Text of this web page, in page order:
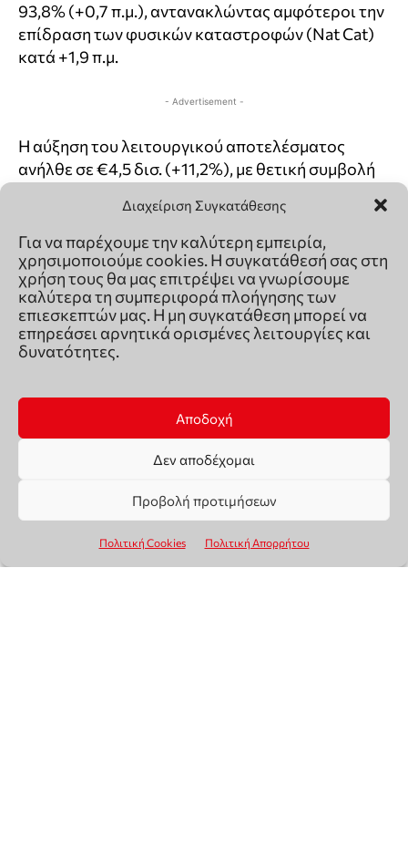
Διαχείριση Συγκατάθεσης
Για να παρέχουμε την καλύτερη εμπειρία,
χρησιμοποιούμε cookies. Η συγκατάθεσή σας στη
χρήση τους θα μας επιτρέψει να γνωρίσουμε
καλύτερα τη συμπεριφορά πλοήγησης των
επιεσκεπτών μας. Η μη συγκατάθεση μπορεί να
επηρεάσει αρνητικά ορισμένες λειτουργίες και
δυνατότητες.
Αποδοχή
Δεν αποδέχομαι
Προβολή προτιμήσεων
Πολιτική Cookies Πολιτική Απορρήτου